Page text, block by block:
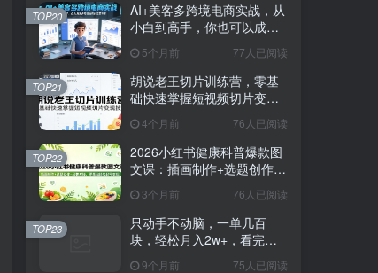
AI+美客多跨境电商实战，从
小白到高手，你也可以成为
美客多跨境电商的运营专家
5个月前 77人已阅读
TOP20
胡说老王切片训练营，零基
础快速掌握短视频切片变现
4个月前 76人已阅读
TOP21
2026小红书健康科普爆款图
文课：插画制作+选题创作
+品牌对接，零基础轻松起号
变现3个月前 76人已阅读
TOP22
只动手不动脑，一单几百
块，轻松月入2w+，看完就
9个月前 75人已阅读
TOP23